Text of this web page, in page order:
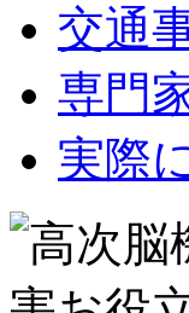
交通
専門
実際